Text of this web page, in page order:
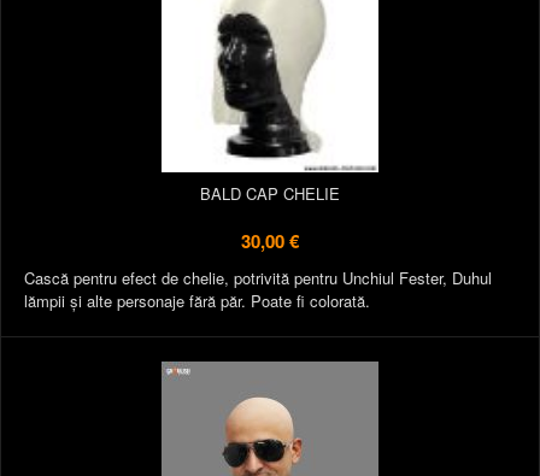
BALD CAP CHELIE
30,00 €
Cască pentru efect de chelie, potrivită pentru Unchiul Fester, Duhul
lămpii și alte personaje fără păr. Poate fi colorată.